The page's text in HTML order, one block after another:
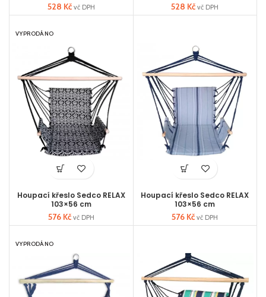
528 Kč vč DPH 528 Kč vč DPH
VYPRODÁNO
Houpací křeslo Sedco RELAX
103×56 cm
576 Kč vč DPH
Houpací křeslo Sedco RELAX
103×56 cm
576 Kč vč DPH
VYPRODÁNO